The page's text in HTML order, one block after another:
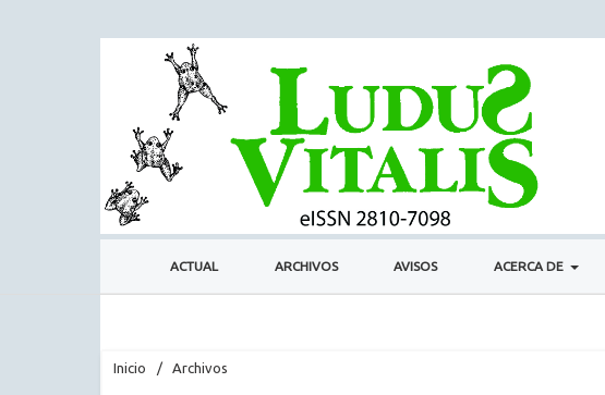
ACTUAL ARCHIVOS AVISOS ACERCA DE
Inicio / Archivos